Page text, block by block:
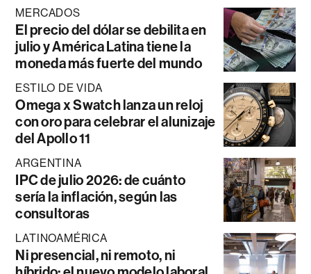
MERCADOS
El precio del dólar se debilita en
julio y América Latina tiene la
moneda más fuerte del mundo
ESTILO DE VIDA
Omega x Swatch lanza un reloj
con oro para celebrar el alunizaje
del Apollo 11
ARGENTINA
IPC de julio 2026: de cuánto
sería la inflación, según las
consultoras
LATINOAMÉRICA
Ni presencial, ni remoto, ni